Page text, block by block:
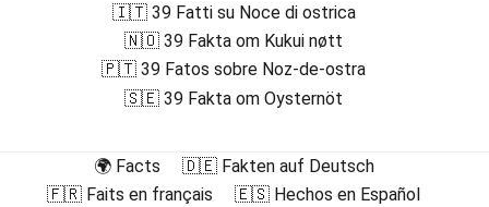
🇮🇹 39 Fatti su Noce di ostrica
🇳🇴 39 Fakta om Kukui nøtt
🇵🇹 39 Fatos sobre Noz-de-ostra
🇸🇪 39 Fakta om Oysternöt
🌍 Facts
🇩🇪 Fakten auf Deutsch
🇫🇷 Faits en français
🇪🇸 Hechos en Español